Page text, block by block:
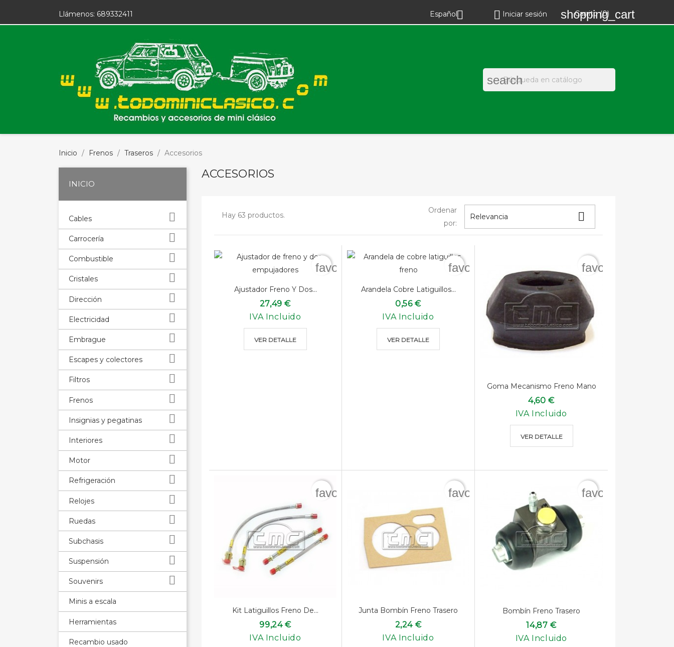
Llámenos: 689332411 Español  Iniciar sesión shopping_cart
Carrito (0)
search
Inicio Frenos Traseros Accesorios
INICIO
Cables 
Carrocería 
Combustible 
Cristales 
Dirección 
Electricidad 
Embrague 
Escapes y colectores 
Filtros 
Frenos 
Insignias y pegatinas 
Interiores 
Motor 
Refrigeración 
Relojes 
Ruedas 
Subchasis 
Suspensión 
Souvenirs 
Minis a escala
Herramientas
Recambio usado
ACCESORIOS
Hay 63 productos.
Ordenar
por:
Relevancia 
Ajustador Freno Y Dos...
27,49 €
IVA Incluido
VER DETALLE
favorite_border
Arandela Cobre Latiguillos...
0,56 €
IVA Incluido
VER DETALLE
favorite_border
Goma Mecanismo Freno Mano
4,60 €
IVA Incluido
VER DETALLE
favorite_border
Kit Latiguillos Freno De...
99,24 €
IVA Incluido
favorite_border
Junta Bombín Freno Trasero
2,24 €
IVA Incluido
favorite_border
Bombín Freno Trasero
14,87 €
IVA Incluido
favorite_border